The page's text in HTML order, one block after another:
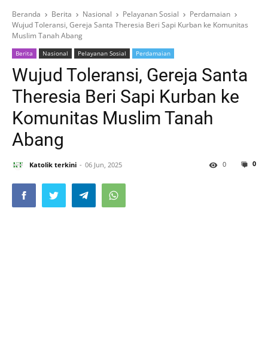
Beranda Berita Nasional Pelayanan Sosial
Perdamaian
Wujud Toleransi, Gereja Santa Theresia Beri Sapi Kurban ke Komunitas
Muslim Tanah Abang
Berita Nasional Pelayanan Sosial Perdamaian
Wujud Toleransi, Gereja Santa
Theresia Beri Sapi Kurban ke
Komunitas Muslim Tanah
Abang
Katolik terkini 06 Jun, 2025 0
0